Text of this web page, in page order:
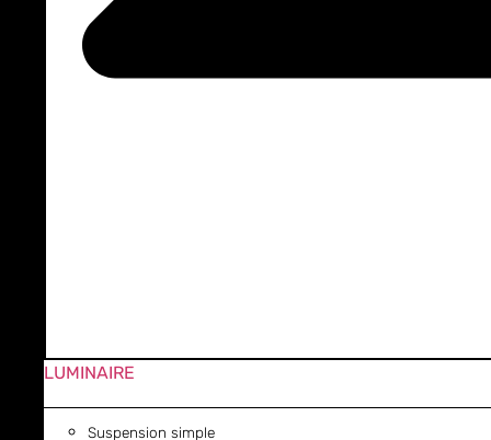
LUMINAIRE
Suspension simple